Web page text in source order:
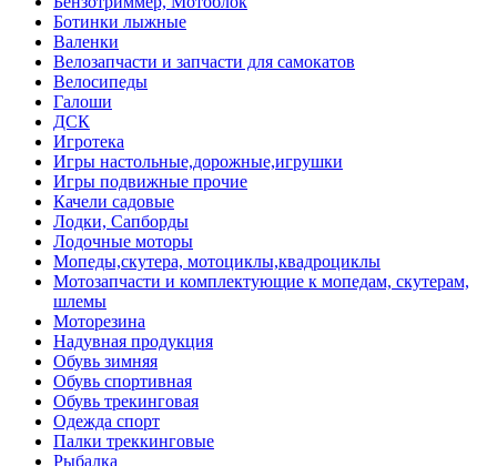
Ботинки лыжные
Валенки
Велозапчасти и запчасти для самокатов
Велосипеды
Галоши
ДСК
Игротека
Игры настольные,дорожные,игрушки
Игры подвижные прочие
Качели садовые
Лодки, Сапборды
Лодочные моторы
Мопеды,скутера, мотоциклы,квадроциклы
Мотозапчасти и комплектующие к мопедам, скутерам,
шлемы
Моторезина
Надувная продукция
Обувь зимняя
Обувь спортивная
Обувь трекинговая
Одежда спорт
Палки треккинговые
Рыбалка